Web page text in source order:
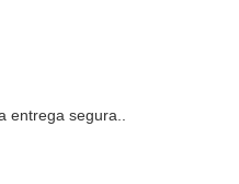
segura..